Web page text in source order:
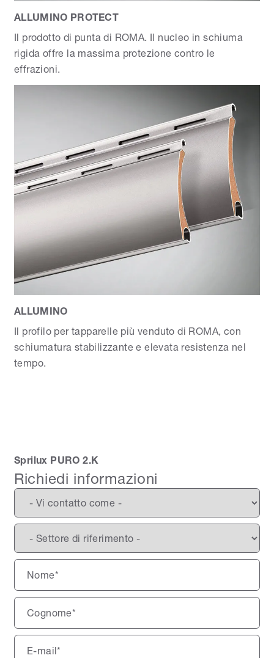
ALLUMINO PROTECT
Il prodotto di punta di ROMA. Il nucleo in schiuma
rigida offre la massima protezione contro le
effrazioni.
ALLUMINO
Il profilo per tapparelle più venduto di ROMA, con
schiumatura stabilizzante e elevata resistenza nel
tempo.
Sprilux PURO 2.K
Richiedi informazioni